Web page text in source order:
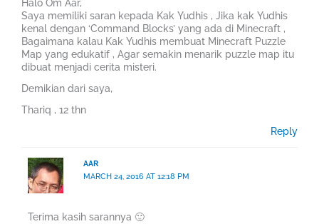
Halo Om Aar,
Saya memiliki saran kepada Kak Yudhis , Jika kak Yudhis
kenal dengan ‘Command Blocks’ yang ada di Minecraft ,
Bagaimana kalau Kak Yudhis membuat Minecraft Puzzle
Map yang edukatif , Agar semakin menarik puzzle map itu
dibuat menjadi cerita misteri.
Demikian dari saya,
Thariq , 12 thn
Reply
AAR
MARCH 24, 2016 AT 12:18 PM
Terima kasih sarannya 🙂